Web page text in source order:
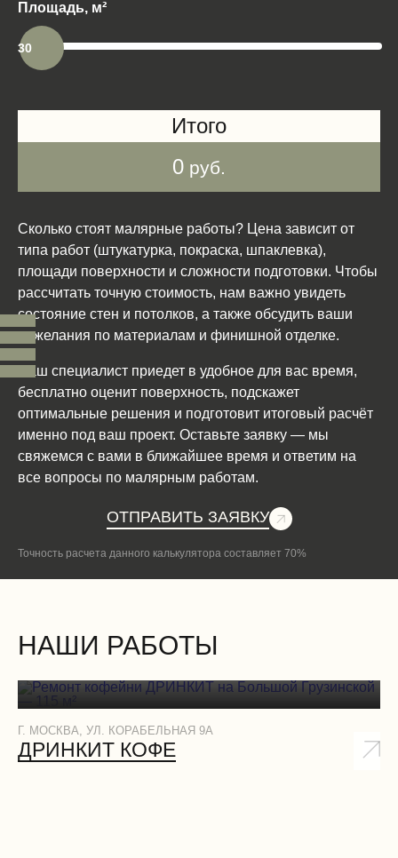
Площадь, м²
30
Итого
0 руб.
Сколько стоят малярные работы? Цена зависит от
типа работ (штукатурка, покраска, шпаклевка),
площади поверхности и сложности подготовки. Чтобы
рассчитать точную стоимость, нам важно увидеть
состояние стен и потолков, а также обсудить ваши
пожелания по материалам и финишной отделке.
Наш специалист приедет в удобное для вас время,
бесплатно оценит поверхность, подскажет
оптимальные решения и подготовит итоговый расчёт
именно под ваш проект. Оставьте заявку — мы
свяжемся с вами в ближайшее время и ответим на
все вопросы по малярным работам.
ОТПРАВИТЬ ЗАЯВКУ
Точность расчета данного калькулятора составляет 70%
НАШИ РАБОТЫ
Г. МОСКВА, УЛ. КОРАБЕЛЬНАЯ 9А
ДРИНКИТ КОФЕ